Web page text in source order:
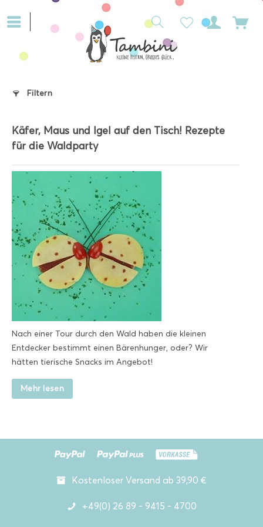
Filtern
Käfer, Maus und Igel auf den Tisch! Rezepte
für die Waldparty
Nach einer Tour durch den Wald haben die kleinen
Entdecker bestimmt einen Bärenhunger, oder? Wir
hätten tierische Snacks im Angebot!
Mehr lesen
Kostenloser Versand ab 39,90 €
+49(0) 26 89 - 9415 - 4700